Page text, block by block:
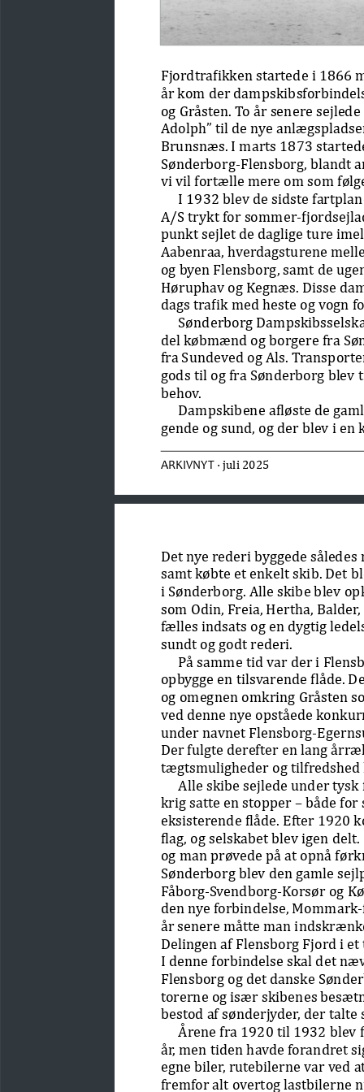
ARKIVNYT · juli 2025
Fjordtrafikken startede i 1866
år kom der
og Gråsten. To år senere
Adolph” til de nye
Brunsnæs. I marts 1873
Sønderborg-Flensborg, blandt
vi vil fortælle mere om som
I 1932 blev de sidste
A/S trykt for sommer-
punkt sejlet de daglige ture
Aabenraa, hverdagsturene
og byen Flensborg, samt de
Høruphav og Kegnæs. Disse
dags trafik med heste og vogn
Sønderborg
del købmænd og borgere fra
fra Sundeved og Als.
gods til og fra Sønderborg blev
behov.
Dampskibene afløste de
gende og sund, og der blev i
Det nye rederi byggede
samt købte et enkelt skib. Det
i Sønderborg. Alle skibe blev
som Odin, Freia, Hertha,
fælles indsats og en dygtig
sundt og godt rederi.
På samme tid var der i
opbygge en tilsvarende flåde.
og omegnen omkring Gråsten
ved denne nye opståede
under navnet Flensborg-
Der fulgte derefter en lang
tægtsmuligheder og tilfredshed
Alle skibe sejlede under
krig satte en stopper – både
eksisterende flåde. Efter 1920
flag, og selskabet blev igen
og man prøvede på at opnå
Sønderborg blev den gamle
Fåborg-Svendborg-Korsør og
den nye forbindelse,
år senere måtte man
Delingen af Flensborg Fjord i
I denne forbindelse skal det
Flensborg og det danske
torerne og især skibenes
bestod af sønderjyder, der talte
Årene fra 1920 til 1932 blev
år, men tiden havde forandret
egne biler, rutebilerne var ved
fremfor alt overtog lastbilerne